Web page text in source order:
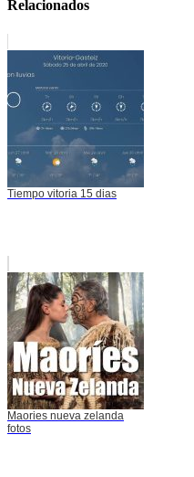
Relacionados
Tiempo vitoria 15 dias
Maories nueva zelanda
fotos